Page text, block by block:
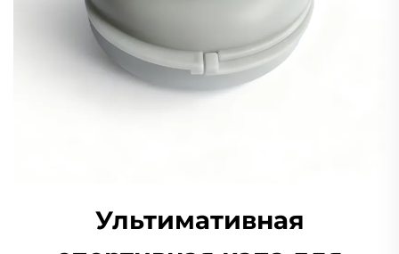
Ультимативная